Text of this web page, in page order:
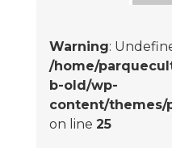
Warning:
/home/
b-old/wp-
content/themes/
on line 25